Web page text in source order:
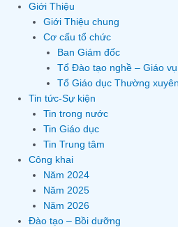
Giới Thiệu
Giới Thiệu chung
Cơ cấu tổ chức
Ban Giám đốc
Tổ Đào tạo nghề – Giáo
Tổ Giáo dục Thường xuyên
Tin tức-Sự kiện
Tin trong nước
Tin Giáo dục
Tin Trung tâm
Công khai
Năm 2024
Năm 2025
Năm 2026
Đào tạo – Bồi dưỡng